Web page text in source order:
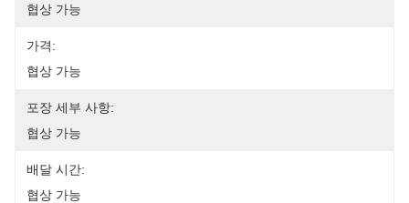
협상 가능
가격:
협상 가능
포장 세부 사항:
협상 가능
배달 시간:
협상 가능